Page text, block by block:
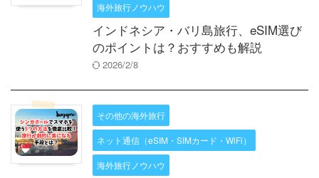
海外旅行ノウハウ
インドネシア・バリ島旅行、eSIM選び
のポイントは？おすすめも解説
2026/2/8
その他の海外旅行
ネット通信（eSIM・SIMカード・WiFi）
海外旅行ノウハウ